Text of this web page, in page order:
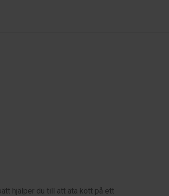
hjälper du till att äta kött på ett